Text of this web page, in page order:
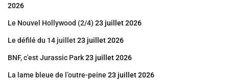
2026
Le Nouvel Hollywood (2/4) 23 juillet 2026
Le défilé du 14 juillet23 juillet 2026
BNF, c’est Jurassic Park23 juillet 2026
La lame bleue de l’outre-peine 23 juillet 2026